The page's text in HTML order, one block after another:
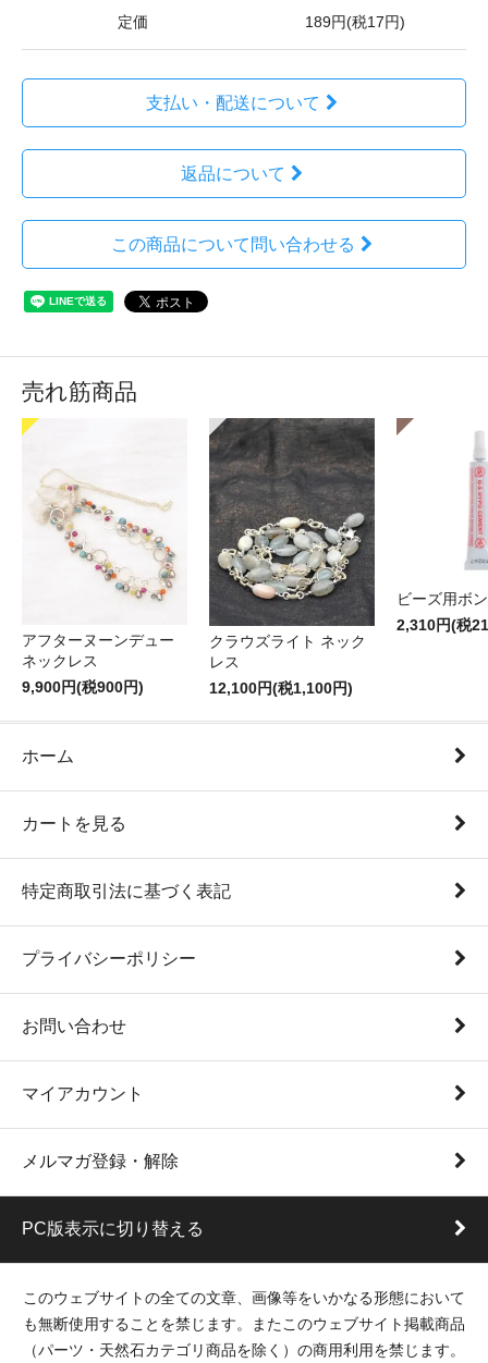
定価 189円(税17円)
支払い・配送について
返品について
この商品について問い合わせる
売れ筋商品
アフターヌーンデュー
ネックレス
9,900円(税900円)
クラウズライト ネック
レス
12,100円(税1,100円)
ビーズ用ボ
2,310円(税
ホーム
カートを見る
特定商取引法に基づく表記
プライバシーポリシー
お問い合わせ
マイアカウント
メルマガ登録・解除
PC版表示に切り替える
このウェブサイトの全ての文章、画像等をいかなる形態において
も無断使用することを禁じます。またこのウェブサイト掲載商品
（パーツ・天然石カテゴリ商品を除く）の商用利用を禁じます。